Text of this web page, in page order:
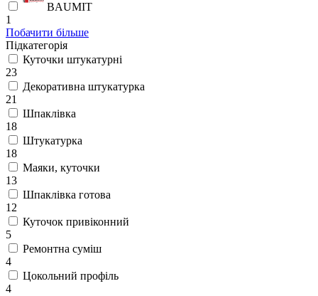
BAUMIT
1
Побачити більше
Підкатегорія
Куточки штукатурні
23
Декоративна штукатурка
21
Шпаклівка
18
Штукатурка
18
Маяки, куточки
13
Шпаклівка готова
12
Куточок привіконний
5
Ремонтна суміш
4
Цокольний профіль
4